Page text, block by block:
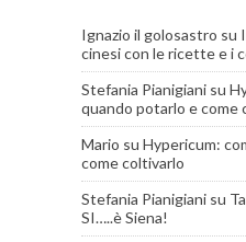
Ignazio il golosastro su
cinesi con le ricette e i
Stefania Pianigiani su
quando potarlo e come
Mario su Hypericum:
come coltivarlo
Stefania Pianigiani su
SI…..è Siena!